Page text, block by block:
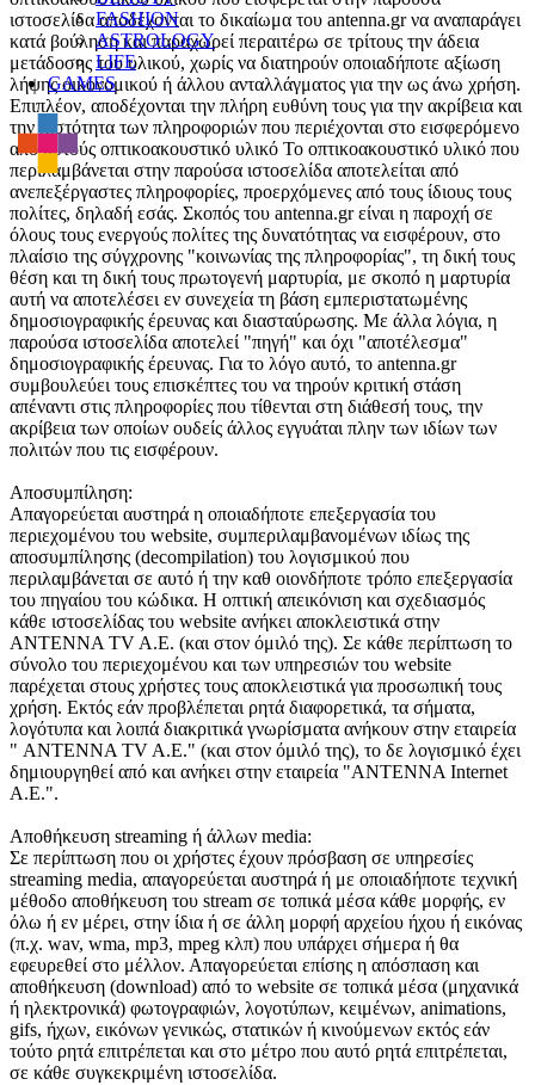
FASHION
ASTROLOGY
LIFE
GAMES
ιστοσελίδα αποδέχονται το δικαίωμα του antenna.gr να αναπαράγει
κατά βούληση και παραχωρεί περαιτέρω σε τρίτους την άδεια
μετάδοσης του υλικού, χωρίς να διατηρούν οποιαδήποτε αξίωση
λήψης οικονομικού ή άλλου ανταλλάγματος για την ως άνω χρήση.
Επιπλέον, αποδέχονται την πλήρη ευθύνη τους για την ακρίβεια και
την πιστότητα των πληροφοριών που περιέχονται στο εισφερόμενο
από αυτούς οπτικοακουστικό υλικό Το οπτικοακουστικό υλικό που
περιλαμβάνεται στην παρούσα ιστοσελίδα αποτελείται από
ανεπεξέργαστες πληροφορίες, προερχόμενες από τους ίδιους τους
πολίτες, δηλαδή εσάς. Σκοπός του antenna.gr είναι η παροχή σε
όλους τους ενεργούς πολίτες της δυνατότητας να εισφέρουν, στο
πλαίσιο της σύγχρονης "κοινωνίας της πληροφορίας", τη δική τους
θέση και τη δική τους πρωτογενή μαρτυρία, με σκοπό η μαρτυρία
αυτή να αποτελέσει εν συνεχεία τη βάση εμπεριστατωμένης
δημοσιογραφικής έρευνας και διασταύρωσης. Με άλλα λόγια, η
παρούσα ιστοσελίδα αποτελεί "πηγή" και όχι "αποτέλεσμα"
δημοσιογραφικής έρευνας. Για το λόγο αυτό, το antenna.gr
συμβουλεύει τους επισκέπτες του να τηρούν κριτική στάση
απέναντι στις πληροφορίες που τίθενται στη διάθεσή τους, την
ακρίβεια των οποίων ουδείς άλλος εγγυάται πλην των ιδίων των
πολιτών που τις εισφέρουν.
Αποσυμπίληση:
Απαγορεύεται αυστηρά η οποιαδήποτε επεξεργασία του
περιεχομένου του website, συμπεριλαμβανομένων ιδίως της
αποσυμπίλησης (decompilation) του λογισμικού που
περιλαμβάνεται σε αυτό ή την καθ οιονδήποτε τρόπο επεξεργασία
του πηγαίου του κώδικα. Η οπτική απεικόνιση και σχεδιασμός
κάθε ιστοσελίδας του website ανήκει αποκλειστικά στην
ANTENNA TV A.E. (και στον όμιλό της). Σε κάθε περίπτωση το
σύνολο του περιεχομένου και των υπηρεσιών του website
παρέχεται στους χρήστες τους αποκλειστικά για προσωπική τους
χρήση. Εκτός εάν προβλέπεται ρητά διαφορετικά, τα σήματα,
λογότυπα και λοιπά διακριτικά γνωρίσματα ανήκουν στην εταιρεία
" ANTENNA TV A.E." (και στον όμιλό της), το δε λογισμικό έχει
δημιουργηθεί από και ανήκει στην εταιρεία "ANTENNA Internet
A.E.".
Αποθήκευση streaming ή άλλων media:
Σε περίπτωση που οι χρήστες έχουν πρόσβαση σε υπηρεσίες
streaming media, απαγορεύεται αυστηρά ή με οποιαδήποτε τεχνική
μέθοδο αποθήκευση του stream σε τοπικά μέσα κάθε μορφής, εν
όλω ή εν μέρει, στην ίδια ή σε άλλη μορφή αρχείου ήχου ή εικόνας
(π.χ. wav, wma, mp3, mpeg κλπ) που υπάρχει σήμερα ή θα
εφευρεθεί στο μέλλον. Απαγορεύεται επίσης η απόσπαση και
αποθήκευση (download) από το website σε τοπικά μέσα (μηχανικά
ή ηλεκτρονικά) φωτογραφιών, λογοτύπων, κειμένων, animations,
gifs, ήχων, εικόνων γενικώς, στατικών ή κινούμενων εκτός εάν
τούτο ρητά επιτρέπεται και στο μέτρο που αυτό ρητά επιτρέπεται,
σε κάθε συγκεκριμένη ιστοσελίδα.